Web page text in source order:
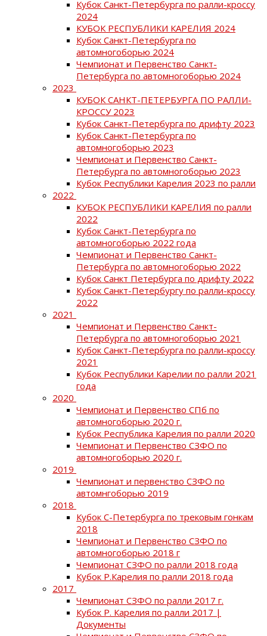
Кубок Санкт-Петербурга по ралли-кроссу
2024
КУБОК РЕСПУБЛИКИ КАРЕЛИЯ 2024
Кубок Санкт-Петербурга по
автомногоборью 2024
Чемпионат и Первенство Санкт-
Петербурга по автомногоборью 2024
2023
КУБОК САНКТ-ПЕТЕРБУРГА ПО РАЛЛИ-
КРОССУ 2023
Кубок Санкт-Петербурга по дрифту 2023
Кубок Санкт-Петербурга по
автомногоборью 2023
Чемпионат и Первенство Санкт-
Петербурга по автомногоборью 2023
Кубок Республики Карелия 2023 по ралли
2022
КУБОК РЕСПУБЛИКИ КАРЕЛИЯ по ралли
2022
Кубок Санкт-Петербурга по
автомногоборью 2022 года
Чемпионат и Первенство Санкт-
Петербурга по автомногоборью 2022
Кубок Санкт Петербурга по дрифту 2022
Кубок Санкт-Петербургу по ралли-кроссу
2022
2021
Чемпионат и Первенство Санкт-
Петербурга по автомногоборью 2021
Кубок Санкт-Петербурга по ралли-кроссу
2021
Кубок Республики Карелии по ралли 2021
года
2020
Чемпионат и Первенство СПб по
автомногоборью 2020 г.
Кубок Республика Карелия по ралли 2020
Чемпионат и Первенство СЗФО по
автомногоборью 2020 г.
2019
Чемпионат и первенство СЗФО по
автомнгоборью 2019
2018
Кубок С-Петербурга по трековым гонкам
2018
Чемпионат и Первенство СЗФО по
автомногоборью 2018 г
Чемпионат СЗФО по ралли 2018 года
Кубок Р.Карелия по ралли 2018 года
2017
Чемпионат СЗФО по ралли 2017 г.
Кубок Р. Карелия по ралли 2017 |
Документы